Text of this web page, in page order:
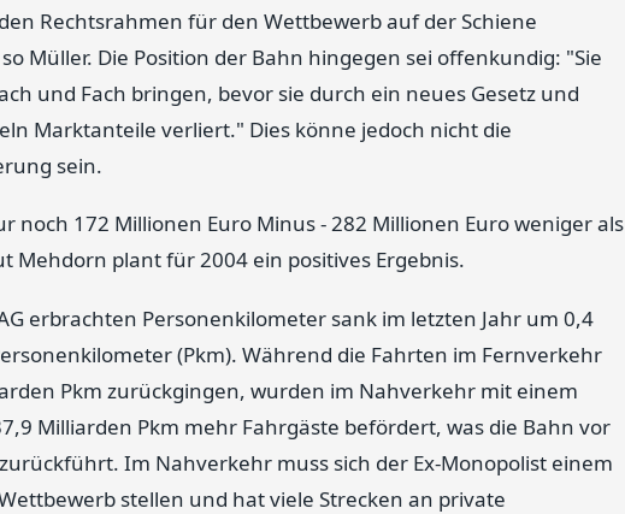
Rechtsrahmen für den Wettbewerb auf der Schiene
Müller. Die Position der Bahn hingegen sei offenkundig: "Sie
und Fach bringen, bevor sie durch ein neues Gesetz und
Marktanteile verliert." Dies könne jedoch nicht die
sein.
noch 172 Millionen Euro Minus - 282 Millionen Euro weniger als
Mehdorn plant für 2004 ein positives Ergebnis.
erbrachten Personenkilometer sank im letzten Jahr um 0,4
(Pkm). Während die Fahrten im Fernverkehr
Pkm zurückgingen, wurden im Nahverkehr mit einem
Milliarden Pkm mehr Fahrgäste befördert, was die Bahn vor
Im Nahverkehr muss sich der Ex-Monopolist einem
stellen und hat viele Strecken an private